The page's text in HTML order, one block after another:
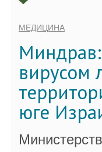
МЕДИЦИНА
вирусом
юге